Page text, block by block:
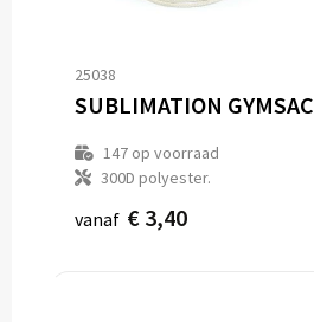
25038
SUBLIMATION GYMSAC
147op voorraad
300D polyester.
vanaf € 3,40